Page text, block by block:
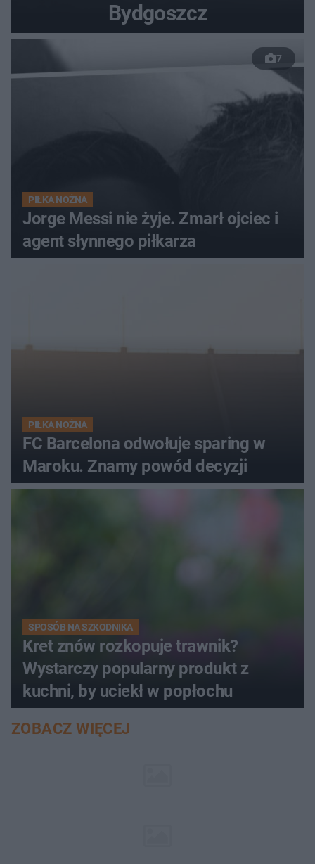
Bydgoszcz
7
PIŁKA NOŻNA
Jorge Messi nie żyje. Zmarł ojciec i
agent słynnego piłkarza
PIŁKA NOŻNA
FC Barcelona odwołuje sparing w
Maroku. Znamy powód decyzji
SPOSÓB NA SZKODNIKA
Kret znów rozkopuje trawnik?
Wystarczy popularny produkt z
kuchni, by uciekł w popłochu
ZOBACZ WIĘCEJ